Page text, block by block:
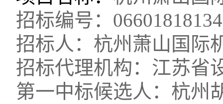
招标编号：
招标人：杭州萧山国际
招标代理机构：江苏省
第一中标候选人：杭州